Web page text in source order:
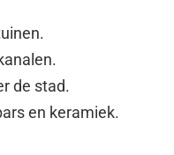
de stad.
en keramiek.